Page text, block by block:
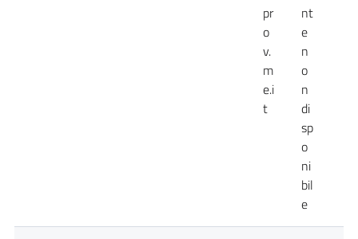
pr
o
v.
m
e.i
t
nt
e
n
o
n
di
sp
o
ni
bil
e